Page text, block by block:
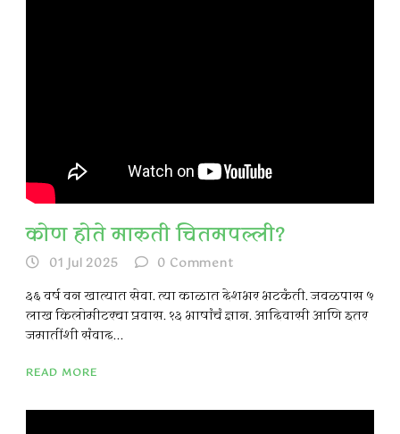
कोण होते मारुती चितमपल्ली?
01 Jul 2025 0 Comment
३६ वर्ष वन खात्यात सेवा. त्या काळात देशभर भटकंती. जवळपास ५
लाख किलोमीटरचा प्रवास. १३ भाषांचं ज्ञान. आदिवासी आणि इतर
जमातींशी संवाद...
READ MORE